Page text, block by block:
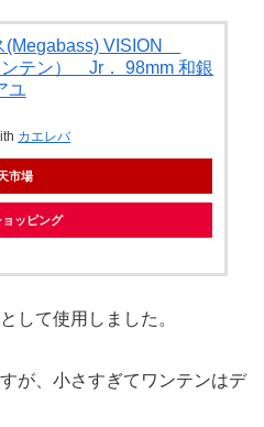
(Megabass) VISION
テン） Jr． 98mm 和銀
ユ
カエレバ
市場
ッピング
して使用しました。
が、小さすぎてワンテンはデ